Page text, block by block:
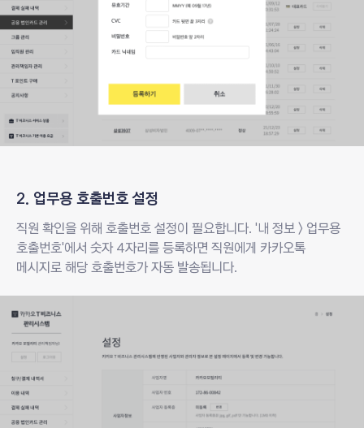
2. 업무용 호출번호 설정
직원 확인을 위해 호출번호 설정이 필요합니다. '내 정보 > 업무용
호출번호'에서 숫자 4자리를 등록하면 직원에게 카카오톡
메시지로 해당 호출번호가 자동 발송됩니다.